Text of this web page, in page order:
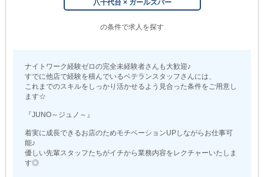
八千代台 × ガールズバー
の条件で求人を探す
ナイトワーク経験ゼロの完全未経験者さんも大歓迎♪
すでに他店で経験を積んでいるベテランスタッフさんには、
これまでのスキルをしっかり活かせるよう見合った条件をご用意し
ます☆
『JUNO～ジュノ～』
着実に成長できるお店のためモチベーションUPしながらお仕事可
能♪
優しい先輩スタッフたちがイチから業務内容をレクチャーいたしま
す◎